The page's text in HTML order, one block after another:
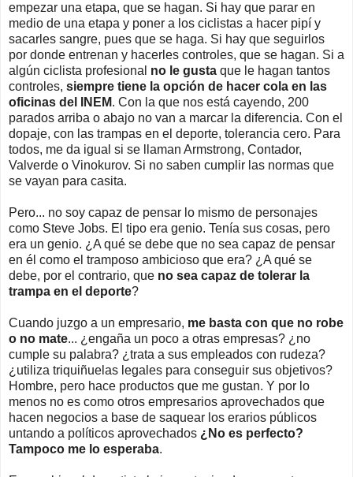
empezar una etapa, que se hagan. Si hay que parar en
medio de una etapa y poner a los ciclistas a hacer pipí y
sacarles sangre, pues que se haga. Si hay que seguirlos
por donde entrenan y hacerles controles, que se hagan. Si a
algún ciclista profesional no le gusta que le hagan tantos
controles, siempre tiene la opción de hacer cola en las
oficinas del INEM. Con la que nos está cayendo, 200
parados arriba o abajo no van a marcar la diferencia. Con e
dopaje, con las trampas en el deporte, tolerancia cero. Para
todos, me da igual si se llaman Armstrong, Contador,
Valverde o Vinokurov. Si no saben cumplir las normas que
se vayan para casita.
Pero... no soy capaz de pensar lo mismo de personajes
como Steve Jobs. El tipo era genio. Tenía sus cosas, pero
era un genio. ¿A qué se debe que no sea capaz de pensar
en él como el tramposo ambicioso que era? ¿A qué se
debe, por el contrario, que no sea capaz de tolerar la
trampa en el deporte?
Cuando juzgo a un empresario, me basta con que no robe
o no mate... ¿engaña un poco a otras empresas? ¿no
cumple su palabra? ¿trata a sus empleados con rudeza?
¿utiliza triquiñuelas legales para conseguir sus objetivos?
Hombre, pero hace productos que me gustan. Y por lo
menos no es como otros empresarios aprovechados que
hacen negocios a base de saquear los erarios públicos
untando a políticos aprovechados ¿No es perfecto?
Tampoco me lo esperaba.